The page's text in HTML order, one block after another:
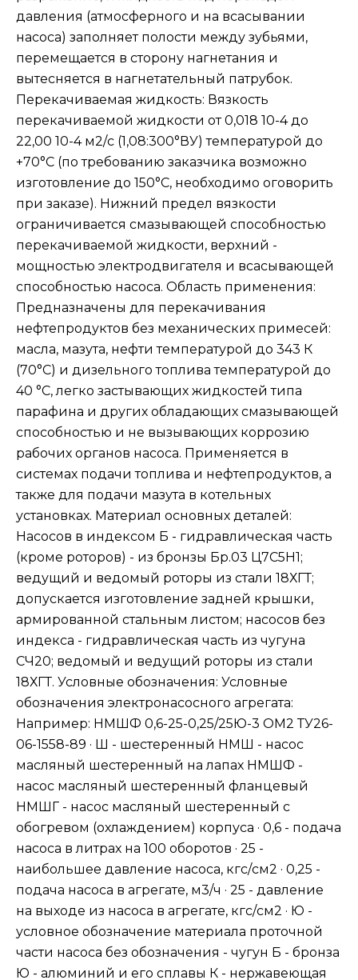
давления (атмосферного и на всасывании
насоса) заполняет полости между зубьями,
перемещается в сторону нагнетания и
вытесняется в нагнетательный патрубок.
Перекачиваемая жидкость: Вязкость
перекачиваемой жидкости от 0,018 10-4 до
22,00 10-4 м2/с (1,08:300°ВУ) температурой до
+70°С (по требованию заказчика возможно
изготовление до 150°С, необходимо оговорить
при заказе). Нижний предел вязкости
ограничивается смазывающей способностью
перекачиваемой жидкости, верхний -
мощностью электродвигателя и всасывающей
способностью насоса. Область применения:
Предназначены для перекачивания
нефтепродуктов без механических примесей:
масла, мазута, нефти температурой до 343 К
(70°C) и дизельного топлива температурой до
40 °C, легко застывающих жидкостей типа
парафина и других обладающих смазывающей
способностью и не вызывающих коррозию
рабочих органов насоса. Применяется в
системах подачи топлива и нефтепродуктов, а
также для подачи мазута в котельных
установках. Материал основных деталей:
Насосов в индексом Б - гидравлическая часть
(кроме роторов) - из бронзы Бр.03 Ц7С5Н1;
ведущий и ведомый роторы из стали 18ХГТ;
допускается изготовление задней крышки,
армированной стальным листом; насосов без
индекса - гидравлическая часть из чугуна
СЧ20; ведомый и ведущий роторы из стали
18ХГТ. Условные обозначения: Условные
обозначения электронасосного агрегата:
Например: НМШФ 0,6-25-0,25/25Ю-3 ОМ2 ТУ26-
06-1558-89 · Ш - шестеренный НМШ - насос
масляный шестеренный на лапах НМШФ -
насос масляный шестеренный фланцевый
НМШГ - насос масляный шестеренный с
обогревом (охлаждением) корпуса · 0,6 - подача
насоса в литрах на 100 оборотов · 25 -
наибольшее давление насоса, кгс/см2 · 0,25 -
подача насоса в агрегате, м3/ч · 25 - давление
на выходе из насоса в агрегате, кгс/см2 · Ю -
условное обозначение материала проточной
части насоса без обозначения - чугун Б - бронза
Ю - алюминий и его сплавы К - нержавеющая